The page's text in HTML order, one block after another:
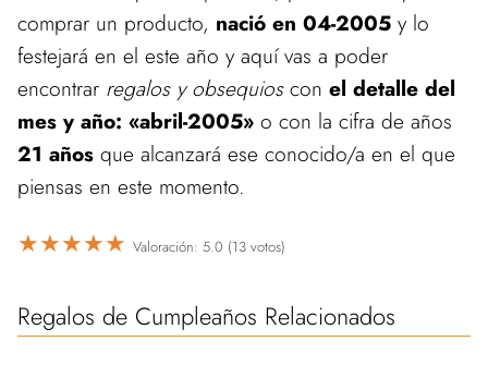
comprar un producto, nació en 04-2005 y lo
festejará en el este año y aquí vas a poder
encontrar regalos y obsequioscon el detalle del
mes y año: «abril-2005» o con la cifra de años
21 años que alcanzará ese conocido/a en el que
piensas en este momento.
★★★★★ Valoración: 5.0 (13 votos)
Regalos de Cumpleaños Relacionados